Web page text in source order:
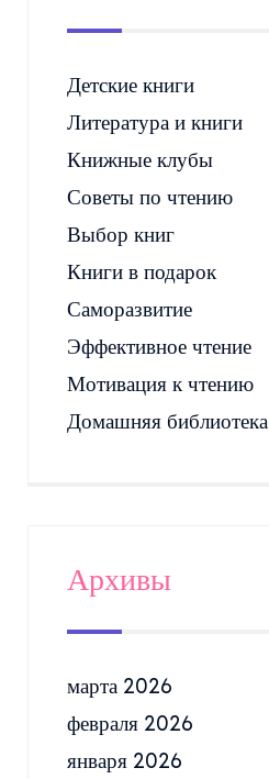
Детские книги
Литература и книги
Книжные клубы
Советы по чтению
Выбор книг
Книги в подарок
Саморазвитие
Эффективное чтение
Мотивация к чтению
Домашняя библиотека
Архивы
марта 2026
февраля 2026
января 2026